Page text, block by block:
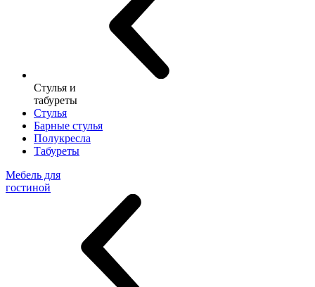
Стулья и
табуреты
Стулья
Барные стулья
Полукресла
Табуреты
Мебель для
гостиной